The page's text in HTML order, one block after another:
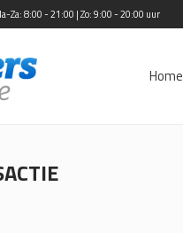
Za: 8:00 - 21:00 | Zo: 9:00 - 20:00 uur
Home